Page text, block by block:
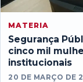
MATERIA
Segurança
cinco mil
institucionais
20 DE MARÇO DE